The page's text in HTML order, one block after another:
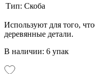
Тип: Скоба
Используют для того,
деревянные детали.
В наличии: 6 упак